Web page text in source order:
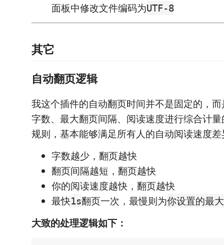
面板中修改文件编码为UTF-8
其它
自动翻页逻辑
我这个插件的自动翻页时间并不是固定的，
字数、最大翻页间隔、阅读速度进行综合计
规则，基本能够满足所有人的自动阅读速度差
字数越少，翻页越快
翻页间隔越短，翻页越快
你的阅读速度越快，翻页越快
最快1s翻页一次，最慢则为你设置的最
大致的处理逻辑如下：